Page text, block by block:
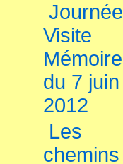
Journée
Visite
Mémoire
du 7 juin
2012
Les
chemins